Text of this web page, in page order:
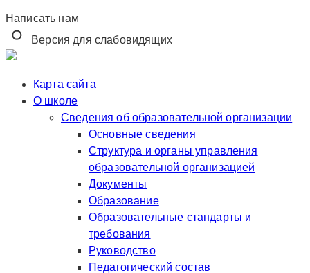
Написать нам
Версия для слабовидящих
Карта сайта
О школе
Сведения об образовательной организации
Основные сведения
Структура и органы управления
образовательной организацией
Документы
Образование
Образовательные стандарты и
требования
Руководство
Педагогический состав